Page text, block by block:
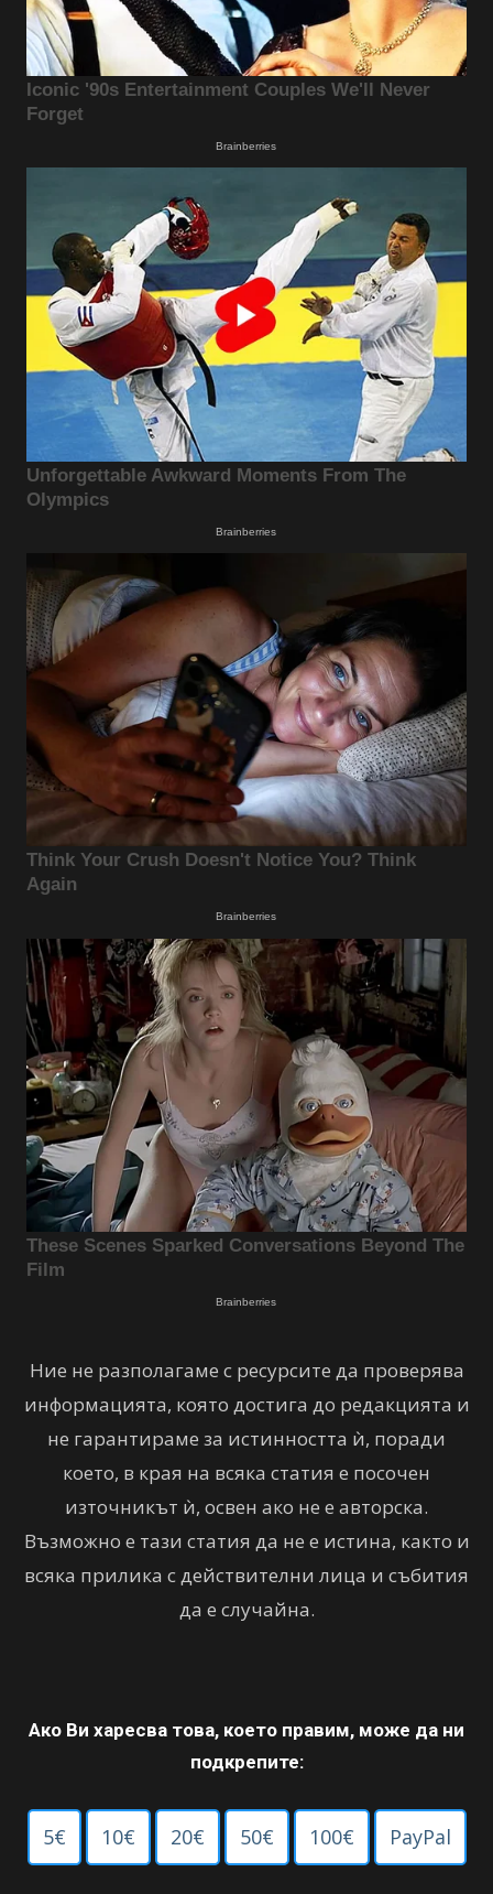
Ние не разполагаме с ресурсите да проверява
информацията, която достига до редакцията и
не гарантираме за истинността ѝ, поради
което, в края на всяка статия е посочен
източникът ѝ, освен ако не е авторска.
Възможно е тази статия да не е истина, както и
всяка прилика с действителни лица и събития
да е случайна.
Ако Ви харесва това, което правим, може да ни
подкрепите:
5€ 10€ 20€ 50€ 100€ PayPal